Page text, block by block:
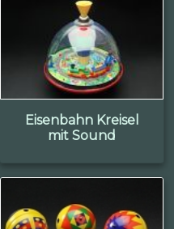
Eisenbahn Kreisel
mit Sound